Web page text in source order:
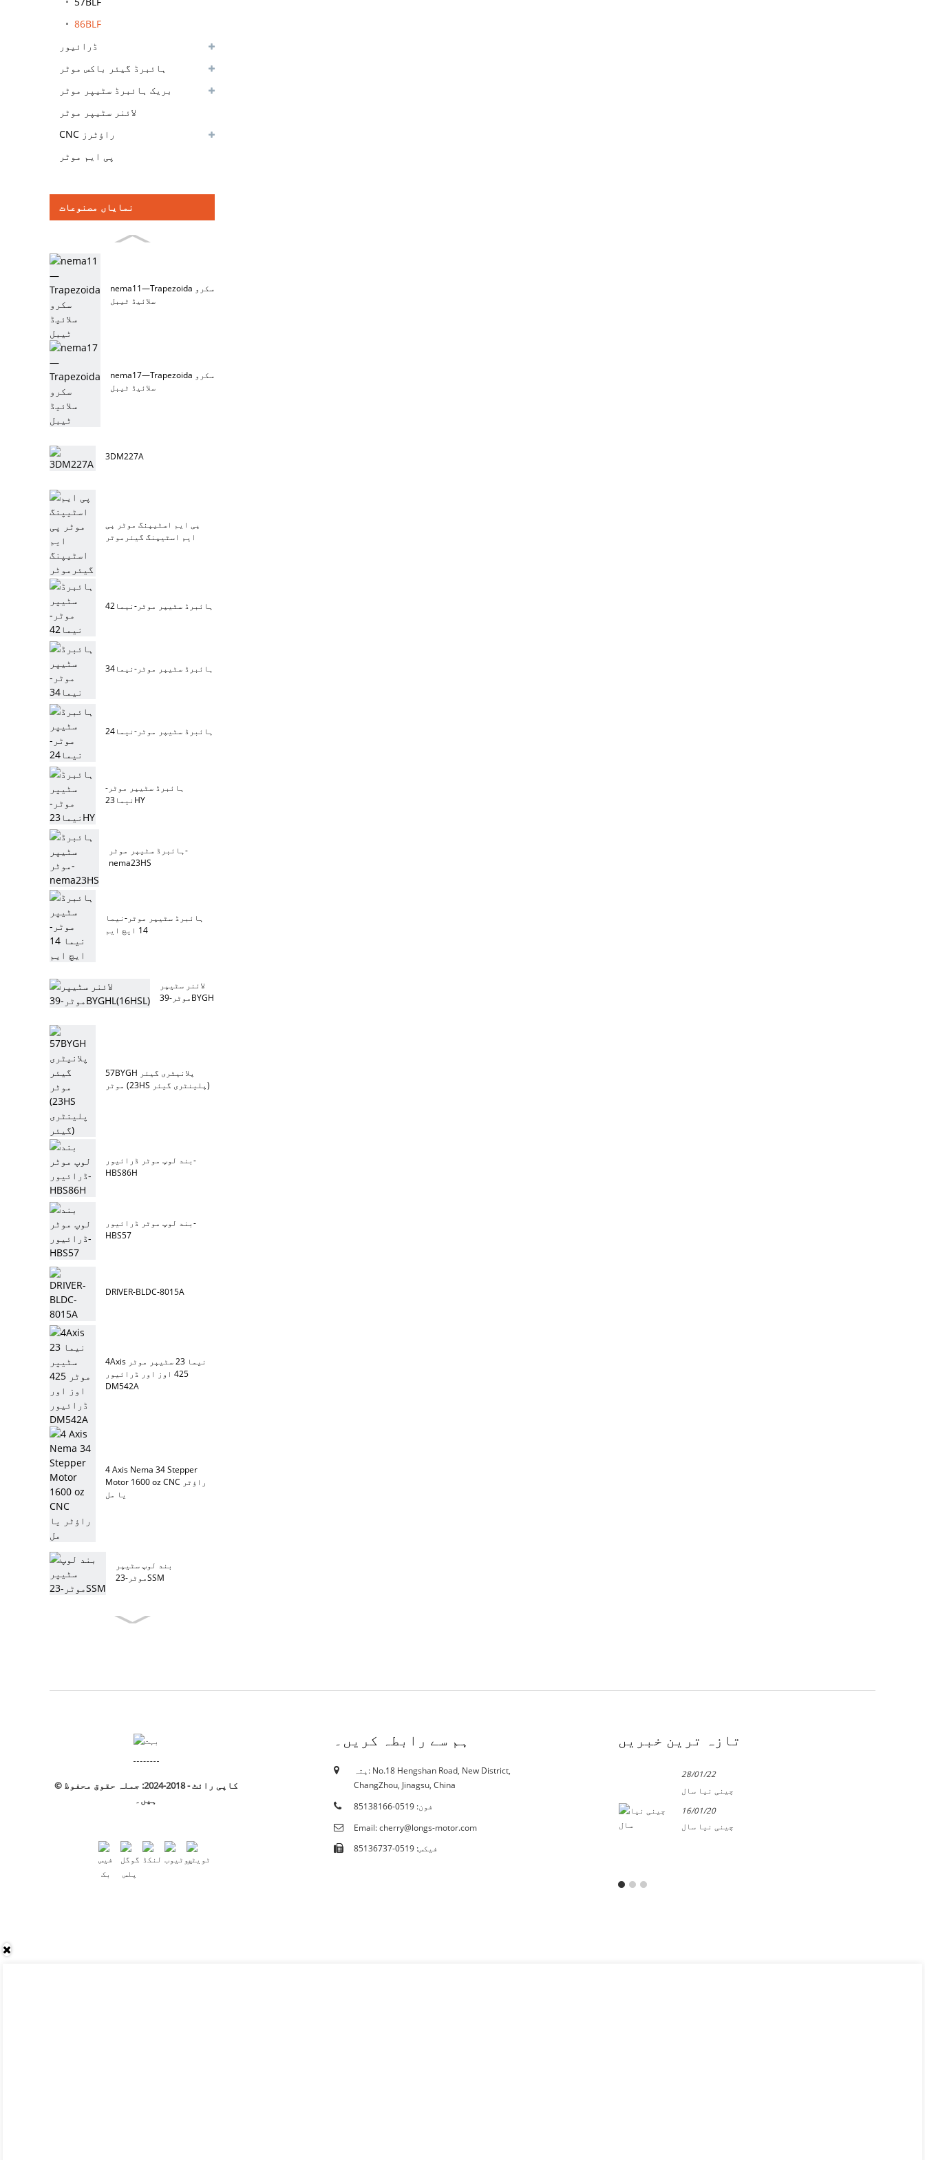
86BLF
ڈرائیور
ہائبرڈ گیئر باکس موٹر
بریک ہائبرڈ سٹیپر موٹر
لائنر سٹیپر موٹر
CNC راؤٹرز
پی ایم موٹر
نمایاں مصنوعات
nema11—Trapezoida سکرو
سلائیڈ ٹیبل
nema17—Trapezoida سکرو
سلائیڈ ٹیبل
3DM227A
پی ایم اسٹیپنگ موٹر پی
ایم اسٹیپنگ گیئرموٹر
ہائبرڈ سٹیپر موٹر-نیما42
ہائبرڈ سٹیپر موٹر-نیما34
ہائبرڈ سٹیپر موٹر-نیما24
ہائبرڈ سٹیپر موٹر-
نیما23HY
ہائبرڈ سٹیپر موٹر-
nema23HS
ہائبرڈ سٹیپر موٹر-نیما
14 ایچ ایم
لائنر سٹیپر
موٹر-39BYGHL(16HSL)
57BYGH پلانیٹری گیئر
موٹر (23HS پلینٹری گیئر)
بند لوپ موٹر ڈرائیور-
HBS86H
بند لوپ موٹر ڈرائیور-
HBS57
DRIVER-BLDC-8015A
4Axis نیما 23 سٹیپر موٹر
425 اوز اور ڈرائیور
DM542A
4 Axis Nema 34 Stepper
Motor 1600 oz CNC راؤٹر
یا مل
بند لوپ سٹیپر
موٹر-23SSM
© کاپی رائٹ - 2018-2024: جملہ حقوق محفوظ
ہیں۔
ہم سے رابطہ کریں۔
پتہ: No.18 Hengshan Road, New District,
ChangZhou, Jinagsu, China
فون: 0519-85138166
Email: cherry@longs-motor.com
فیکس: 0519-85136737
تازہ ترین خبریں
18/10/19
سرٹیفکیٹس
28/01/22
چینی نیا سال
16/01/20
چینی نیا سال